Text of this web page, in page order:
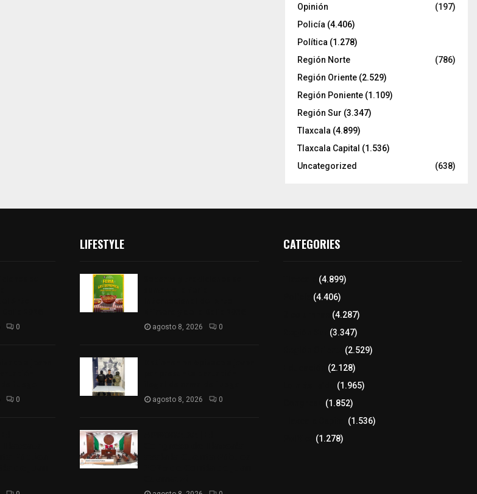
Opinión
(197)
Policía (4.406)
Política (1.278)
Región Norte
(786)
Región Oriente (2.529)
Región Poniente (1.109)
Región Sur (3.347)
Tlaxcala (4.899)
Tlaxcala Capital (1.536)
Uncategorized
(638)
0
0
LIFESTYLE
agosto 8, 2026 0
agosto 8, 2026 0
CATEGORIES
(4.899)
(4.406)
(4.287)
(3.347)
(2.529)
(2.128)
(1.965)
(1.852)
(1.536)
(1.278)